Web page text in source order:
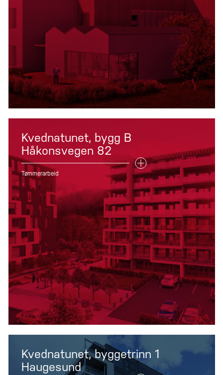
Kvednatunet, bygg B
Håkonsvegen 82
Tømmerarbeid
Kvednatunet, byggetrinn 1
Haugesund